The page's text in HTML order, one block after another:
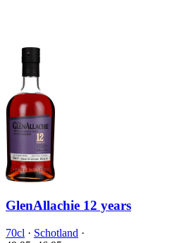
GlenAllachie 12 years
70cl · Schotland ·